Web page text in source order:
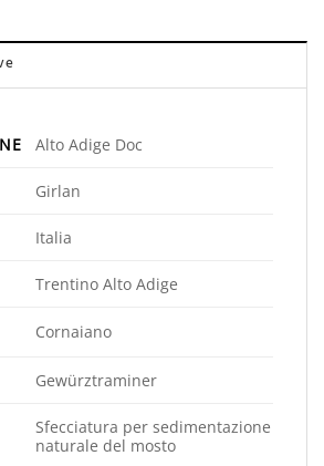
Alto Adige Doc
Girlan
Italia
Trentino Alto Adige
Cornaiano
Gewürztraminer
Sfecciatura per sedimentazione
naturale del mosto